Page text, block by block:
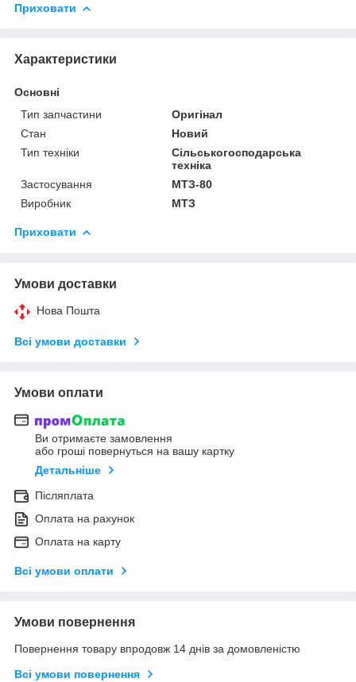
Приховати
Характеристики
Основні
Тип запчастини
Оригінал
Стан
Новий
Тип техніки
Сільськогосподарська
техніка
Застосування
МТЗ-80
Виробник
МТЗ
Приховати
Умови доставки
Нова Пошта
Всі умови доставки
Умови оплати
Ви отримаєте замовлення
або гроші повернуться на вашу картку
Детальніше
Післяплата
Оплата на рахунок
Оплата на карту
Всі умови оплати
Умови повернення
Повернення товару впродовж 14 днів за домовленістю
Всі умови повернення